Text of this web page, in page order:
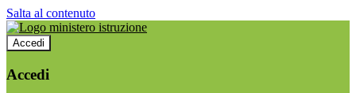
Salta al contenuto
Accedi
Accedi